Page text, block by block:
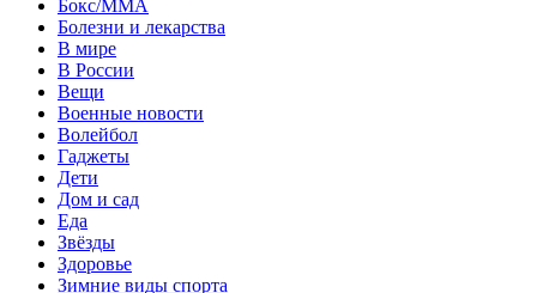
Бокс/MMA
Болезни и лекарства
В мире
В России
Вещи
Военные новости
Волейбол
Гаджеты
Дети
Дом и сад
Еда
Звёзды
Здоровье
Зимние виды спорта